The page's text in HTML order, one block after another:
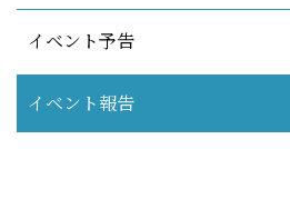
イベント予告
イベント報告